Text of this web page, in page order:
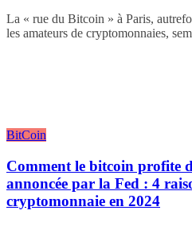
La « rue du Bitcoin » à Paris,
les amateurs de cryptomonnaies,
BitCoin
Comment le bitcoin profite
annoncée par la Fed : 4
cryptomonnaie en 2024